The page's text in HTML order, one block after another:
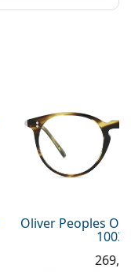
Oliver Peoples
1003